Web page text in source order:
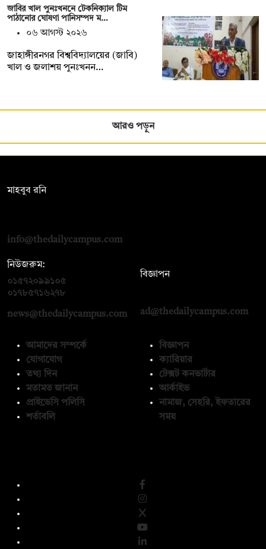
জাবির খাল পুনঃখননে টেকনিক্যাল টিম
পাঠানোর ঘোষণা পানিসম্পদ ম…
০৬ আগস্ট ২০২৬
‎‎জাহাঙ্গীরনগর বিশ্ববিদ্যালয়ের (জাবি)
খাল ও জলাশয় পুনঃখনন…
আরও পড়ুন
মাহবুব রনি
info@thedailycampus.com
নিউজরুম:
০১৫৭২০৯৯১০৫
০১৭৮৫৭১৬২৭৮
news@thedailycampus.com
বিজ্ঞাপন
ad@thedailycampus.com
আমাদের সম্পর্কে
যোগাযোগ
তথ্য দিন
মতামত জানান
প্রাইভেসি পলিসি
শর্তাবলি
বিজ্ঞাপন
ক্যারিয়ার
টেক্সট কনভার্টার
আর্কাইভ
নামাজ, সেহরি, ইফতারের
সময়